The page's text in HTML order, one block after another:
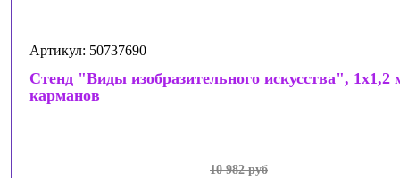
Артикул: 50737690
Стенд "Виды изобразительного искусства", 1х1,2
карманов
10 982 руб